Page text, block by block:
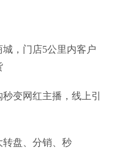
城，门店5公里内客户
变网红主播，线上引
盘、分销、秒